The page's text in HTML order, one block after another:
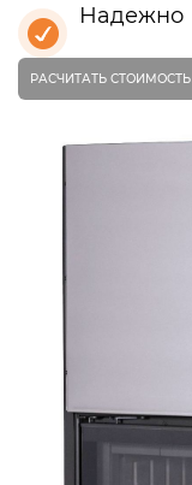
Надежно
РАСЧИТАТЬ СТОИМОСТЬ